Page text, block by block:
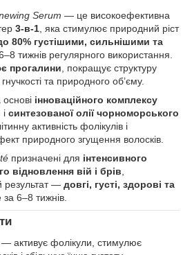
Serum — це високоефективна
3-в-1 , яка стимулює природний ріст
80% густішими, сильнішими та
тижнів регулярного використання.
прогалини , покращує структуру
та природного об’єму.
інноваційного комплексу
і синтезованої олії чорноморського
активність фолікулів і
природного згущення волосків.
призначені для інтенсивного
відновлення вій і брів
результат — довгі, густі, здорові та
за 6–8 тижнів.
— активує фолікули, стимулює